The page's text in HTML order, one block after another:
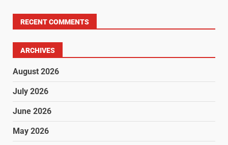
RECENT COMMENTS
ARCHIVES
August 2026
July 2026
June 2026
May 2026